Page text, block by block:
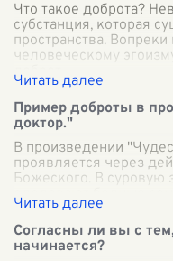
Что такое доброта?
субстанция, которая
пространства.
человеческому
доброт
Пример доброты в
доктор."
В произведении
проявляется через
Божеского. В суровую
одолевают бедные
Согласны ли вы с
начинается?